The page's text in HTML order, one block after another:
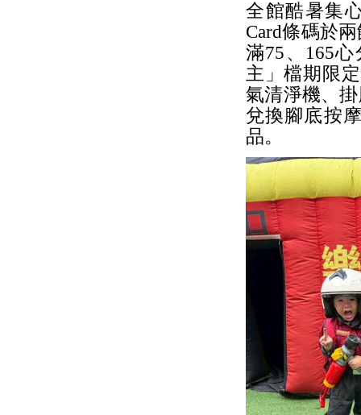
全館酷暑集
Card條碼於
滿75、165
主」檔期限
氣清淨機、
兌換腳底按
品。